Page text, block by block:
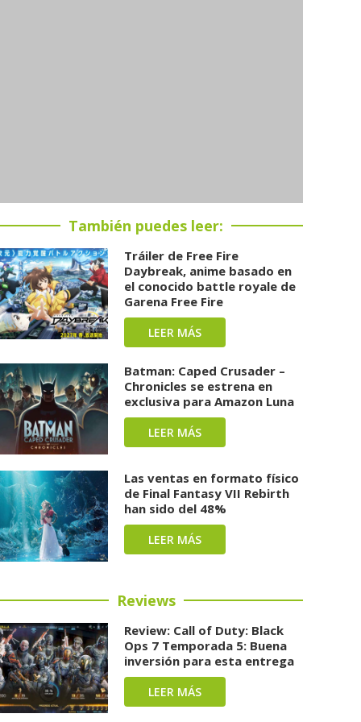
También puedes leer:
Tráiler de Free Fire
Daybreak, anime basado en
el conocido battle royale de
Garena Free Fire
LEER MÁS
Batman: Caped Crusader –
Chronicles se estrena en
exclusiva para Amazon Luna
LEER MÁS
Las ventas en formato físico
de Final Fantasy VII Rebirth
han sido del 48%
LEER MÁS
Reviews
Review: Call of Duty: Black
Ops 7 Temporada 5: Buena
inversión para esta entrega
LEER MÁS